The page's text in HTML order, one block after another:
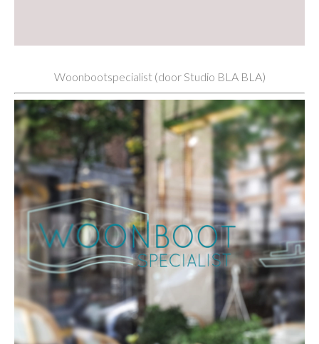
Woonbootspecialist (door Studio BLA BLA)